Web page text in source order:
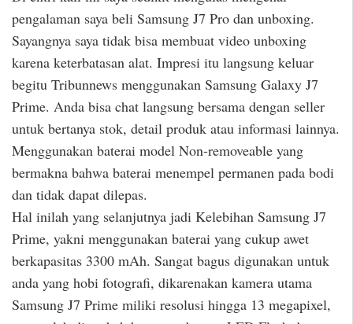
pengalaman saya beli Samsung J7 Pro dan unboxing.
Sayangnya saya tidak bisa membuat video unboxing
karena keterbatasan alat. Impresi itu langsung keluar
begitu Tribunnews menggunakan Samsung Galaxy J7
Prime. Anda bisa chat langsung bersama dengan seller
untuk bertanya stok, detail produk atau informasi lainnya.
Menggunakan baterai model Non-removeable yang
bermakna bahwa baterai menempel permanen pada bodi
dan tidak dapat dilepas.
Hal inilah yang selanjutnya jadi Kelebihan Samsung J7
Prime, yakni menggunakan baterai yang cukup awet
berkapasitas 3300 mAh. Sangat bagus digunakan untuk
anda yang hobi fotografi, dikarenakan kamera utama
Samsung J7 Prime miliki resolusi hingga 13 megapixel,